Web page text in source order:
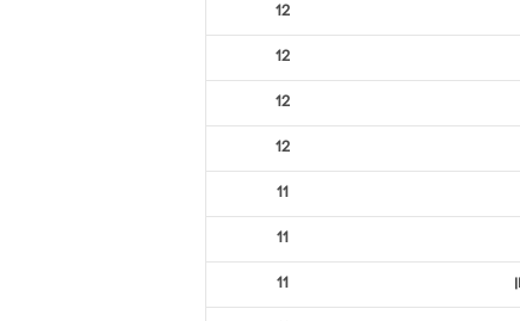
12
12
12
12
11
11
11